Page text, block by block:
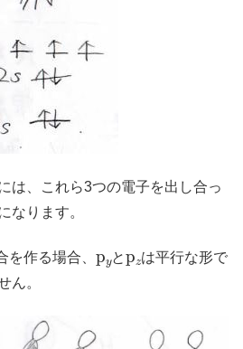
は、これら3つの電子を出し合っ
なります。
を作る場合、 と
は平行な形で
ん。